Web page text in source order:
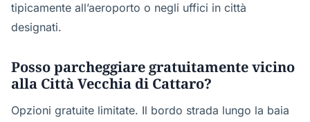
tipicamente all’aeroporto o negli uffici in città
designati.
Posso parcheggiare gratuitamente vicino
alla Città Vecchia di Cattaro?
Opzioni gratuite limitate. Il bordo strada lungo la baia